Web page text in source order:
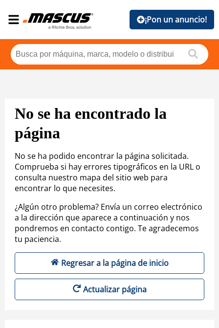
¡Pon un anuncio!
No se ha encontrado la
página
No se ha podido encontrar la página solicitada.
Comprueba si hay errores tipográficos en la URL o
consulta nuestro mapa del sitio web para
encontrar lo que necesites.
¿Algún otro problema? Envía un correo electrónico
a la dirección que aparece a continuación y nos
pondremos en contacto contigo. Te agradecemos
tu paciencia.
Regresar a la página de inicio
Actualizar página